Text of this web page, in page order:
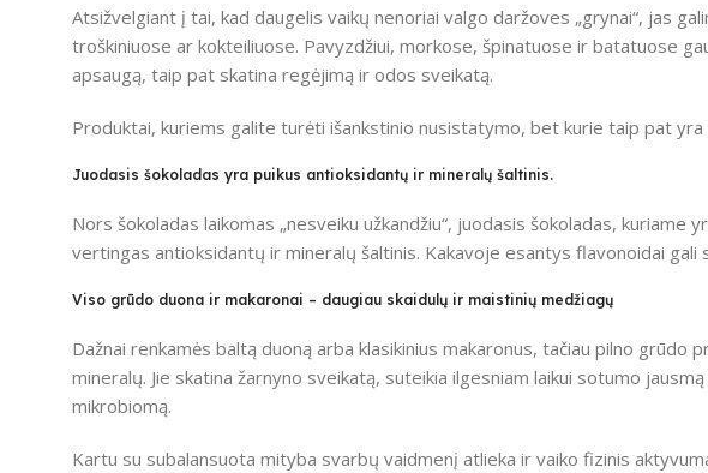
Atsižvelgiant į tai, kad daugelis vaikų nenoriai valgo daržoves „grynai“, jas
troškiniuose ar kokteiliuose. Pavyzdžiui, morkose, špinatuose ir batatuose
apsaugą, taip pat skatina regėjimą ir odos sveikatą.
Produktai, kuriems galite turėti išankstinio nusistatymo, bet kurie taip pat yra
Juodasis šokoladas yra puikus antioksidantų ir mineralų šaltinis.
Nors šokoladas laikomas „nesveiku užkandžiu“, juodasis šokoladas, kuriame
vertingas antioksidantų ir mineralų šaltinis. Kakavoje esantys flavonoidai
Viso grūdo duona ir makaronai – daugiau skaidulų ir maistinių medžiagų
Dažnai renkamės baltą duoną arba klasikinius makaronus, tačiau pilno
mineralų. Jie skatina žarnyno sveikatą, suteikia ilgesniam laikui sotumo
mikrobiomą.
Kartu su subalansuota mityba svarbų vaidmenį atlieka ir vaiko fizinis